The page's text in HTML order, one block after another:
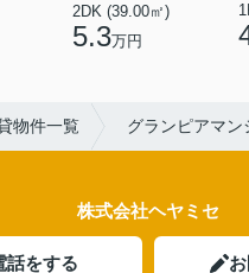
2DK (39.00㎡)
5.3万円
物件一覧 グランピアマン
株式会社ヘヤミセ
話をする